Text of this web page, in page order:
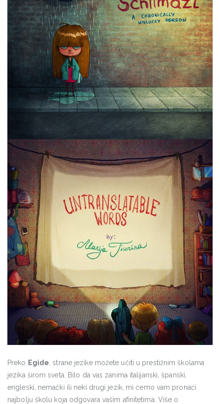
Preko Egide , strane jezike možete učiti u prestižnim školama
jezika širom sveta. Bilo da vas zanima italijanski, španski,
engleski, nemački ili neki drugi jezik, mi ćemo vam pronaći
najbolju školu koja odgovara vašim afinitetima. Više o